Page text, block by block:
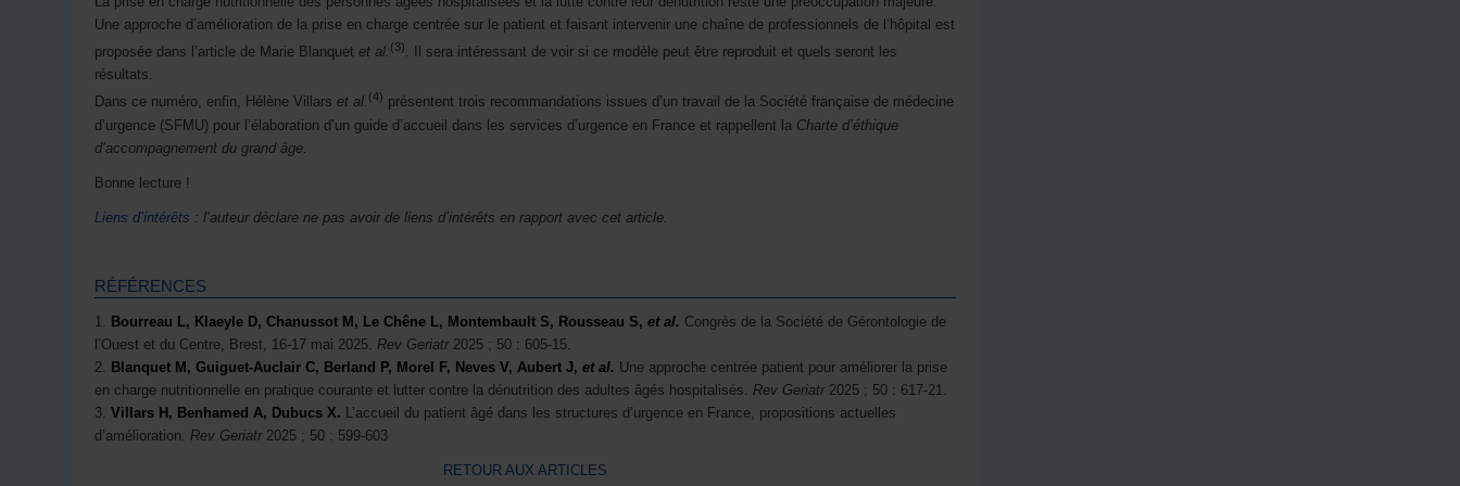
Une approche d’amélioration de la prise en charge centrée sur le patient et faisant intervenir une chaîne de professionnels de l’hôpital est
proposée dans l’article de Marie Blanquet et al. (3). Il sera intéressant de voir si ce modèle peut être reproduit et quels seront les
résultats.
Dans ce numéro, enfin, Hélène Villars et al. (4) présentent trois recommandations issues d’un travail de la Société française de médecine
d’urgence (SFMU) pour l’élaboration d’un guide d’accueil dans les services d’urgence en France et rappellent la Charte d’éthique
d’accompagnement du grand âge.
Bonne lecture !
Liens d’intérêts : l’auteur déclare ne pas avoir de liens d’intérêts en rapport avec cet article.
RÉFÉRENCES
1. Bourreau L, Klaeyle D, Chanussot M, Le Chêne L, Montembault S, Rousseau S, et al. Congrès de la Société de Gérontologie de
l’Ouest et du Centre, Brest, 16-17 mai 2025. Rev Geriatr2025 ; 50 : 605-15.
2.
Blanquet M, Guiguet-Auclair C, Berland P, Morel F, Neves V, Aubert J, et al. Une approche centrée patient pour améliorer la prise
en charge nutritionnelle en pratique courante et lutter contre la dénutrition des adultes âgés hospitalisés.
Rev Geriatr2025 ; 50 : 617-21.
3. Villars H, Benhamed A, Dubucs X. L’accueil du patient âgé dans les structures d’urgence en France, propositions actuelles
d’amélioration. Rev Geriatr2025 ; 50 : 599-603
RETOUR AUX ARTICLES